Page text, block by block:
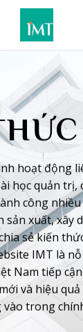
hoạt động
học quản trị,
công
sản xuất, xây
sẻ kiến
IMT là
Nam tiếp
và hiệu
vào trong